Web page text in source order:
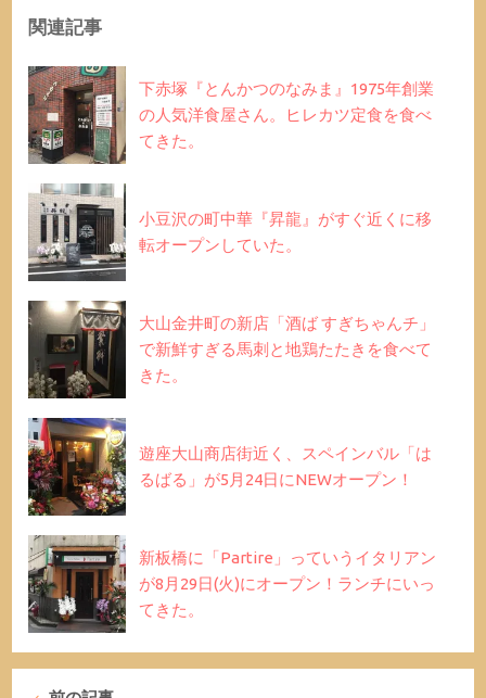
関連記事
下赤塚『とんかつのなみま』1975年創業
の人気洋食屋さん。ヒレカツ定食を食べ
てきた。
小豆沢の町中華『昇龍』がすぐ近くに移
転オープンしていた。
大山金井町の新店「酒ば すぎちゃんチ」
で新鮮すぎる馬刺と地鶏たたきを食べて
きた。
遊座大山商店街近く、スペインバル「は
るばる」が5月24日にNEWオープン！
新板橋に「Partire」っていうイタリアン
が8月29日(火)にオープン！ランチにいっ
てきた。